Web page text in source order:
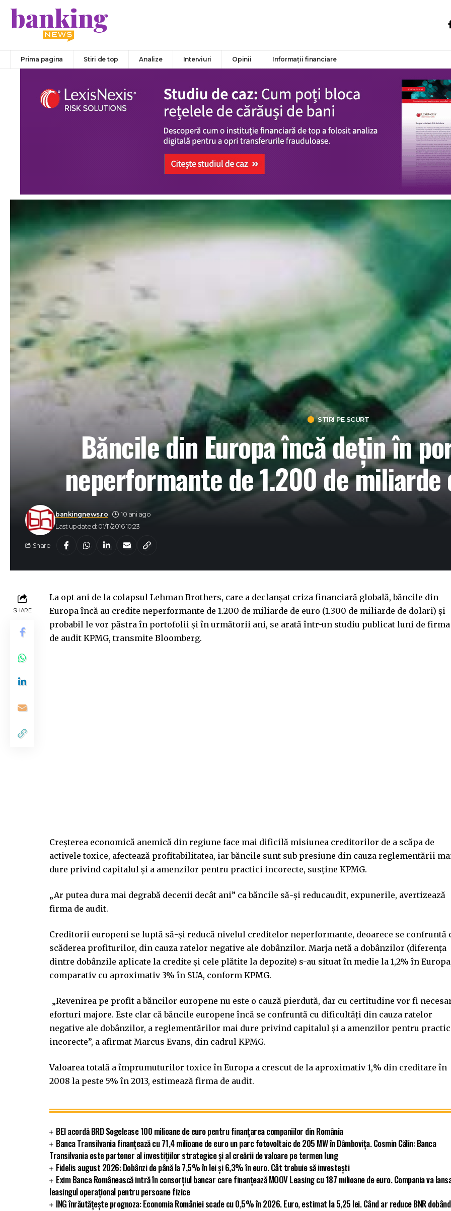
Prima pagina Stiri de top Analize Interviuri Opinii Informații financiare
STIRI PE SCURT
Băncile din Europa încă dețin în
neperformante de 1.200 de miliarde
Last updated: 01/11/2016 10:23
bankingnews.ro 10 ani ago
Share
SHARE
La opt ani de la colapsul Lehman Brothers, care a declanșat criza financiară globală, băncile din
Europa încă au credite neperformante de 1.200 de miliarde de euro (1.300 de miliarde de dolari) și
probabil le vor păstra în portofolii și în următorii ani, se arată într-un studiu publicat luni de firma
de audit KPMG, transmite Bloomberg.
Creșterea economică anemică din regiune face mai dificilă misiunea creditorilor de a scăpa de
activele toxice, afectează profitabilitatea, iar băncile sunt sub presiune din cauza reglementării
dure privind capitalul și a amenzilor pentru practici incorecte, susține KPMG.
„Ar putea dura mai degrabă decenii decât ani” ca băncile să-și reducaudit, expunerile, avertizează
firma de audit.
Creditorii europeni se luptă să-și reducă nivelul creditelor neperformante, deoarece se confruntă
scăderea profiturilor, din cauza ratelor negative ale dobânzilor. Marja netă a dobânzilor (diferența
dintre dobânzile aplicate la credite și cele plătite la depozite) s-au situat în medie la 1,2% în
comparativ cu aproximativ 3% în SUA, conform KPMG.
„Revenirea pe profit a băncilor europene nu este o cauză pierdută, dar cu certitudine vor fi
eforturi majore. Este clar că băncile europene încă se confruntă cu dificultăți din cauza ratelor
negative ale dobânzilor, a reglementărilor mai dure privind capitalul și a amenzilor pentru
incorecte”, a afirmat Marcus Evans, din cadrul KPMG.
Valoarea totală a împrumuturilor toxice în Europa a crescut de la aproximativ 1,% din creditare în
2008 la peste 5% în 2013, estimează firma de audit.
BEI acordă BRD Sogelease 100 milioane de euro pentru finanțarea companiilor din România
Banca Transilvania finanțează cu 71,4 milioane de euro un parc fotovoltaic de 205 MW în Dâmbovița. Cosmin Călin: Banca
Transilvania este partener al investițiilor strategice și al creării de valoare pe termen lung
Fidelis august 2026: Dobânzi de până la 7,5% în lei și 6,3% în euro. Cât trebuie să investești
Exim Banca Românească intră în consorțiul bancar care finanțează MOOV Leasing cu 187 milioane de euro. Compania va
leasingul operațional pentru persoane fizice
ING înrăutățește prognoza: Economia României scade cu 0,5% în 2026. Euro, estimat la 5,25 lei. Când ar reduce BNR